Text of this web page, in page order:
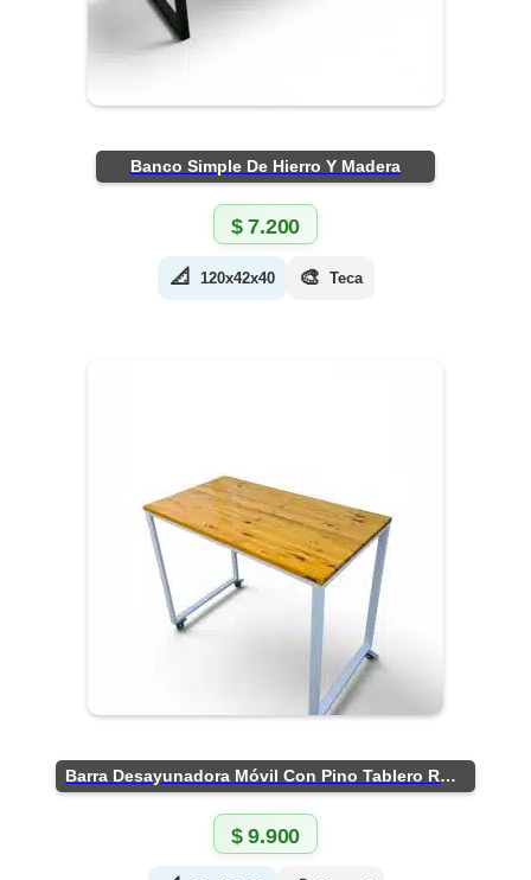
Banco Simple De Hierro Y Madera
$7.200
📐 120x42x40 🎨 Teca
Barra Desayunadora Móvil Con Pino Tablero Rústico
$9.900